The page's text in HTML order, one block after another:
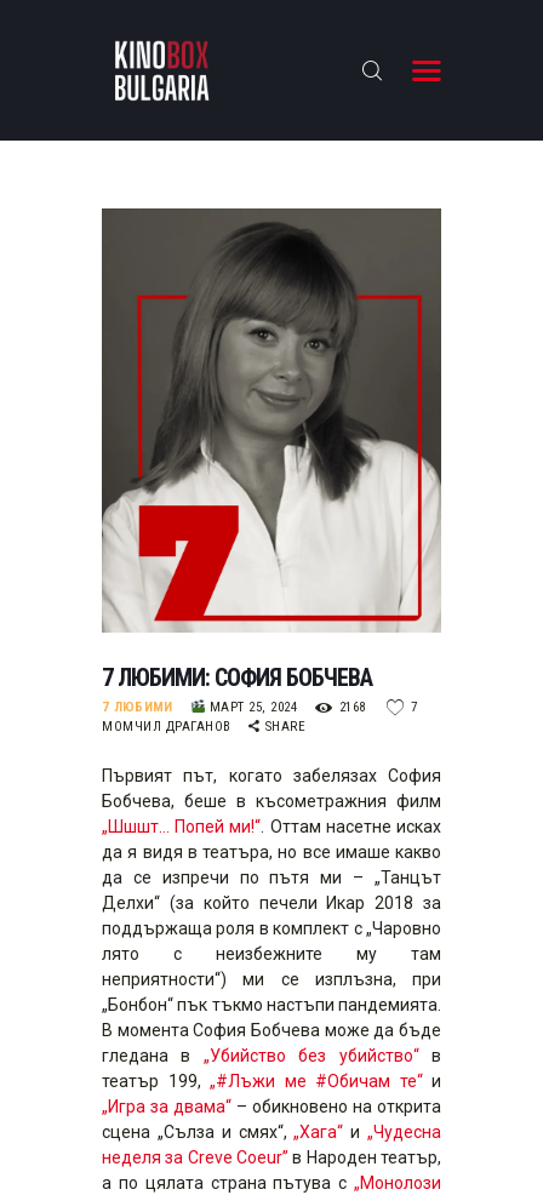
KINOBOX BULGARIA
БАХТИ НАГРАДИТЕ
ИНТЕРВЮТА
7 ЛЮБИМИ: СОФИЯ БОБЧЕВА
7 ЛЮБИМИ МАРТ 25, 2024 2168
7
МОМЧИЛ ДРАГАНОВ
SHARE
Първият път, когато забелязах София
Бобчева, беше в късометражния филм
„Шшшт… Попей ми!“. Оттам насетне исках
да я видя в театъра, но все имаше какво
да се изпречи по пътя ми – „Танцът
Делхи“ (за който печели Икар 2018 за
поддържаща роля в комплект с „Чаровно
лято с неизбежните му там
неприятности“) ми се изплъзна, при
„Бонбон“ пък тъкмо настъпи пандемията.
В момента София Бобчева може да бъде
гледана в „Убийство без убийство“в
театър 199, „#Лъжи ме #Обичам те“и
„Игра за двама“ – обикновено на открита
сцена „Сълза и смях“,„Хага“ и„Чудесна
неделя за Creve Coeur” в Народен театър,
а по цялата страна пътува с „Монолози